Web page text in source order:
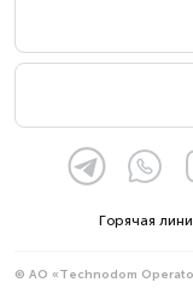
Горячая
© АО «Technodom